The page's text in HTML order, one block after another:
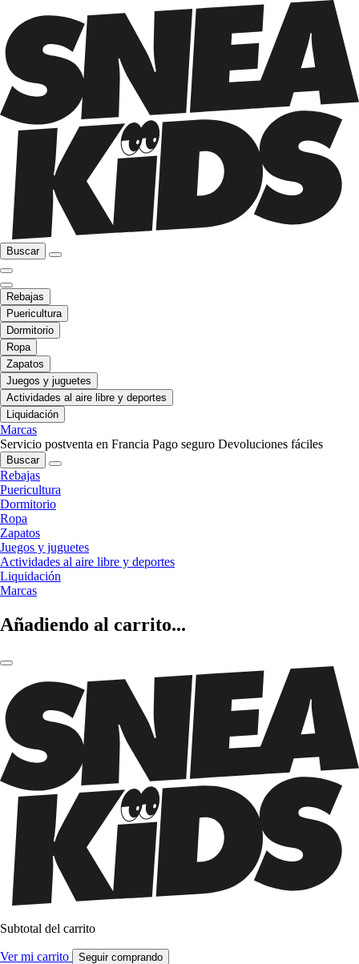
Buscar
Rebajas
Puericultura
Dormitorio
Ropa
Zapatos
Juegos y juguetes
Actividades al aire libre y deportes
Liquidación
Marcas
Servicio postventa en Francia Pago seguro Devoluciones fáciles
Buscar
Rebajas
Puericultura
Dormitorio
Ropa
Zapatos
Juegos y juguetes
Actividades al aire libre y deportes
Liquidación
Marcas
Añadiendo al carrito...
Subtotal del carrito
Ver mi carrito Seguir comprando